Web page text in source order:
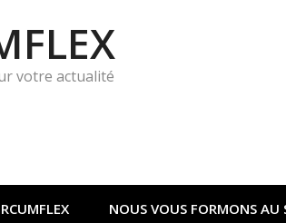
votre actualité
NOUS VOUS FORMONS AU